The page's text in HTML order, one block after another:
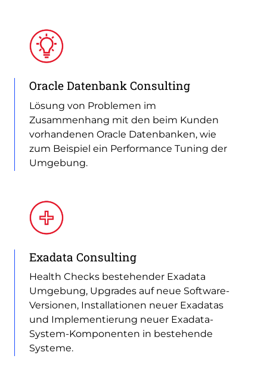
Oracle Datenbank Consulting
Lösung von Problemen im
Zusammenhang mit den beim Kunden
vorhandenen Oracle Datenbanken, wie
zum Beispiel ein Performance Tuning der
Umgebung.
Exadata Consulting
Health Checks bestehender Exadata
Umgebung, Upgrades auf neue Software-
Versionen, Installationen neuer Exadatas
und Implementierung neuer Exadata-
System-Komponenten in bestehende
Systeme.